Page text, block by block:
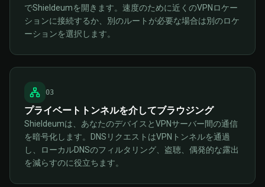
でShieldeumを開きます。速度のために近くのVPNロケー
ションに接続するか、別のルートが必要な場合は別のロケ
ーションを選択します。
03
プライベートトンネルを介してブラウジング
Shieldeumは、あなたのデバイスとVPNサーバー間の通信
を暗号化します。DNSリクエストはVPNトンネルを通過
し、ローカルDNSのフィルタリング、盗聴、偶発的な露出
を減らすのに役立ちます。